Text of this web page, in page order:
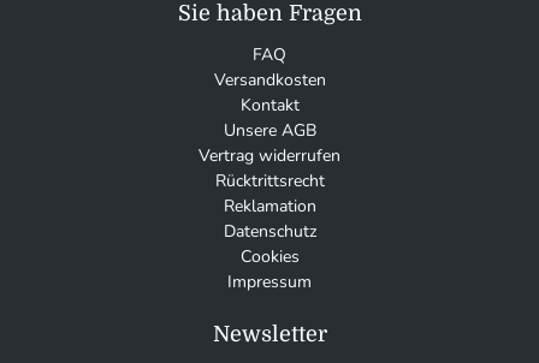
Sie haben Fragen
FAQ
Versandkosten
Kontakt
Unsere AGB
Vertrag widerrufen
Rücktrittsrecht
Reklamation
Datenschutz
Cookies
Impressum
Newsletter